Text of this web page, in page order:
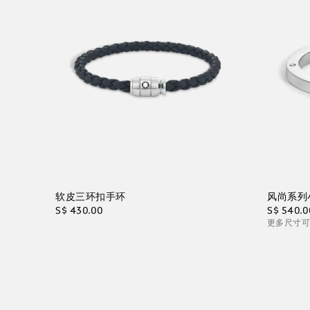
软皮三环扣手环
S$ 430.00
风尚系列
S$
更多尺寸